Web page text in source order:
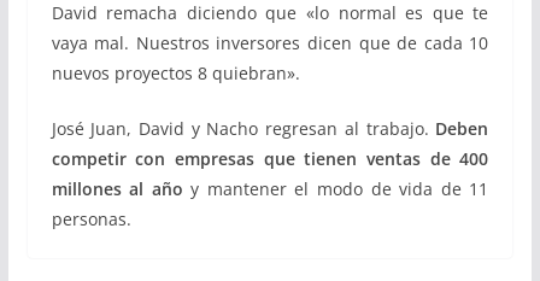
David remacha diciendo que «lo normal es que te
vaya mal. Nuestros inversores dicen que de cada 10
nuevos proyectos 8 quiebran».
José Juan, David y Nacho regresan al trabajo. Deben
competir con empresas que tienen ventas de 400
millones al año y mantener el modo de vida de 11
personas.